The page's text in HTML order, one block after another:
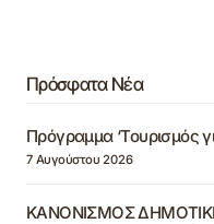
Πρόσφατα Νέα
Πρόγραμμα ‘Τουρισμός
7 Αυγούστου 2026
ΚΑΝΟΝΙΣΜΟΣ